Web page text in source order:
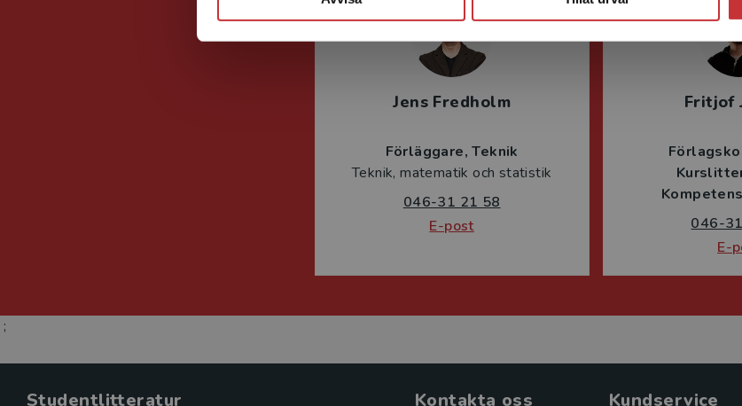
Jens Fredholm
Förläggare Teknik
Teknik, matematik och statistik
046-31 21 58
E-post
Fritjof
046-
E-
;
Studentlitteratur Kontakta oss Kundservice